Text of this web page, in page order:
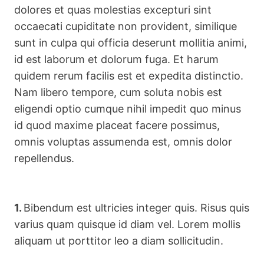
dolores et quas molestias excepturi sint
occaecati cupiditate non provident, similique
sunt in culpa qui officia deserunt mollitia animi,
id est laborum et dolorum fuga. Et harum
quidem rerum facilis est et expedita distinctio.
Nam libero tempore, cum soluta nobis est
eligendi optio cumque nihil impedit quo minus
id quod maxime placeat facere possimus,
omnis voluptas assumenda est, omnis dolor
repellendus.
1. Bibendum est ultricies integer quis. Risus quis
varius quam quisque id diam vel. Lorem mollis
aliquam ut porttitor leo a diam sollicitudin.